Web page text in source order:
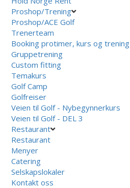
Proshop/Trening
Proshop/ACE Golf
Trenerteam
Booking protimer, kurs og trening
Gruppetrening
Custom fitting
Temakurs
Golf Camp
Golfreiser
Veien til Golf - Nybegynnerkurs
Veien til Golf - DEL 3
Restaurant
Restaurant
Menyer
Catering
Selskapslokaler
Kontakt oss